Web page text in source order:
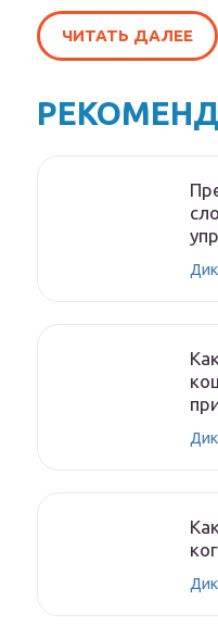
ЧИТАТЬ ДАЛЕЕ